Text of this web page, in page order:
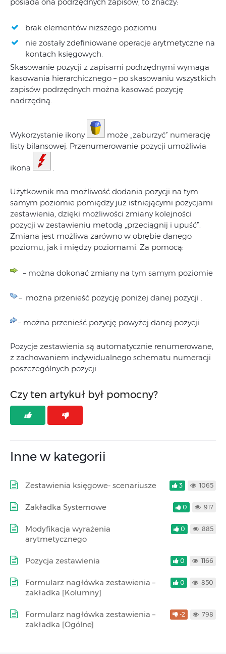
brak elementów niższego poziomu
nie zostały zdefiniowane operacje arytmetyczne na
kontach księgowych.
Skasowanie pozycji z zapisami podrzędnymi wymaga
kasowania hierarchicznego – po skasowaniu wszystkich
zapisów podrzędnych można kasować pozycję
nadrzędną.
Wykorzystanie ikony
może „zaburzyć” numerację
listy bilansowej. Przenumerowanie pozycji umożliwia
ikona .
Użytkownik ma możliwość dodania pozycji na tym
samym poziomie pomiędzy już istniejącymi pozycjami
zestawienia, dzięki możliwości zmiany kolejności
pozycji w zestawieniu metodą „przeciągnij i upuść”.
Zmiana jest możliwa zarówno w obrębie danego
poziomu, jak i między poziomami. Za pomocą:
– można dokonać zmiany na tym samym poziomie
– można przenieść pozycję poniżej danej pozycji .
– można przenieść pozycję powyżej danej pozycji.
Pozycje zestawienia są automatycznie renumerowane,
z zachowaniem indywidualnego schematu numeracji
poszczególnych pozycji.
Czy ten artykuł był pomocny?
Inne w kategorii
Zestawienia księgowe- scenariusze 3 1065
Zakładka Systemowe 0 917
Modyfikacja wyrażenia
arytmetycznego
0 885
Pozycja zestawienia 0 1166
Formularz nagłówka zestawienia –
zakładka [Kolumny]
0 850
Formularz nagłówka zestawienia –
zakładka [Ogólne]
-2 798